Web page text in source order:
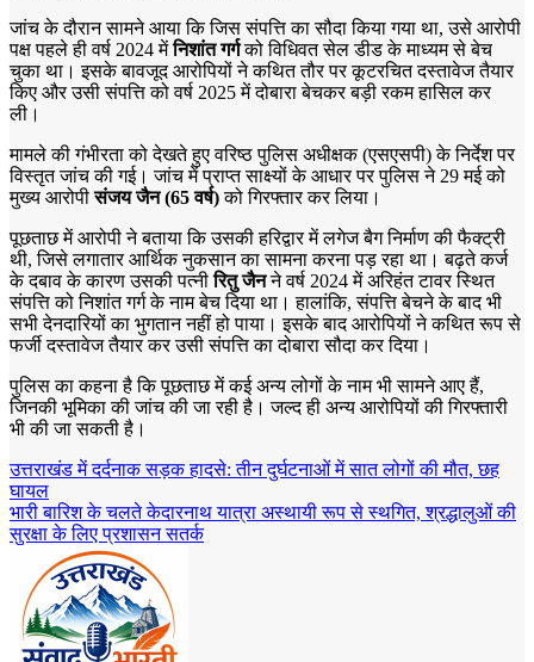
जांच के दौरान सामने आया कि जिस संपत्ति का सौदा किया गया था, उसे आरोपी
पक्ष पहले ही वर्ष 2024 मेंनिशांत गर्गको विधिवत सेल डीड के माध्यम से बेच
चुका था। इसके बावजूद आरोपियों ने कथित तौर पर कूटरचित दस्तावेज तैयार
किए और उसी संपत्ति को वर्ष 2025 में दोबारा बेचकर बड़ी रकम हासिल कर
ली।
मामले की गंभीरता को देखते हुए वरिष्ठ पुलिस अधीक्षक (एसएसपी) के निर्देश पर
विस्तृत जांच की गई। जांच में प्राप्त साक्ष्यों के आधार पर पुलिस ने 29 मई को
मुख्य आरोपीसंजय जैन (65 वर्ष)को गिरफ्तार कर लिया।
पूछताछ में आरोपी ने बताया कि उसकी हरिद्वार में लगेज बैग निर्माण की फैक्ट्री
थी, जिसे लगातार आर्थिक नुकसान का सामना करना पड़ रहा था। बढ़ते कर्ज
के दबाव के कारण उसकी पत्नीरितु जैनने वर्ष 2024 में अरिहंत टावर स्थित
संपत्ति को निशांत गर्ग के नाम बेच दिया था। हालांकि, संपत्ति बेचने के बाद भी
सभी देनदारियों का भुगतान नहीं हो पाया। इसके बाद आरोपियों ने कथित रूप से
फर्जी दस्तावेज तैयार कर उसी संपत्ति का दोबारा सौदा कर दिया।
पुलिस का कहना है कि पूछताछ में कई अन्य लोगों के नाम भी सामने आए हैं,
जिनकी भूमिका की जांच की जा रही है। जल्द ही अन्य आरोपियों की गिरफ्तारी
भी की जा सकती है।
Post
navigation
उत्तराखंड में दर्दनाक सड़क हादसे: तीन दुर्घटनाओं में सात लोगों की मौत, छह
घायल
भारी बारिश के चलते केदारनाथ यात्रा अस्थायी रूप से स्थगित, श्रद्धालुओं की
सुरक्षा के लिए प्रशासन सतर्क